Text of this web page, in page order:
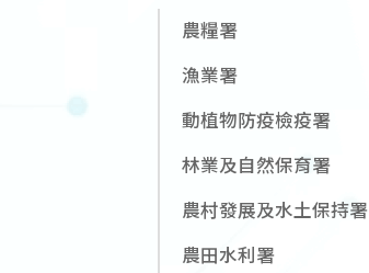
農糧署
漁業署
動植物防疫檢疫署
林業及自然保育署
農村發展及水土保持署
農田水利署